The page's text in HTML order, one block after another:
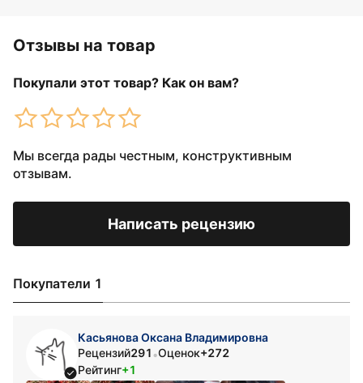
Отзывы на товар
Покупали этот товар? Как он вам?
Мы всегда рады честным, конструктивным
отзывам.
Написать рецензию
Покупатели 1
Касьянова Оксана Владимировна
Рецензий291 •Оценок+272
Рейтинг+1